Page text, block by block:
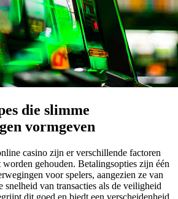
die slimme
vormgeven
casino zijn er verschillende factoren
gehouden. Betalingsopties zijn één
voor spelers, aangezien ze van
van transacties als de veiligheid
dit goed en biedt een verscheidenheid